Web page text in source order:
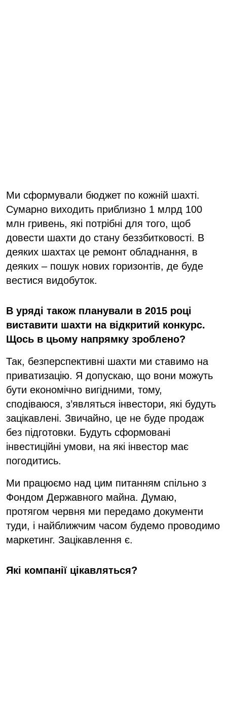
Ми сформували бюджет по кожній шахті.
Сумарно виходить приблизно 1 млрд 100
млн гривень, які потрібні для того, щоб
довести шахти до стану беззбитковості. В
деяких шахтах це ремонт обладнання, в
деяких – пошук нових горизонтів, де буде
вестися видобуток.
В уряді також планували в 2015 році
виставити шахти на відкритий конкурс.
Щось в цьому напрямку зроблено?
Так, безперспективні шахти ми ставимо на
приватизацію. Я допускаю, що вони можуть
бути економічно вигідними, тому,
сподіваюся, з’являться інвестори, які будуть
зацікавлені. Звичайно, це не буде продаж
без підготовки. Будуть сформовані
інвестиційні умови, на які інвестор має
погодитись.
Ми працюємо над цим питанням спільно з
Фондом Державного майна. Думаю,
протягом червня ми передамо документи
туди, і найближчим часом будемо проводимо
маркетинг. Зацікавлення є.
Які компанії цікавляться?